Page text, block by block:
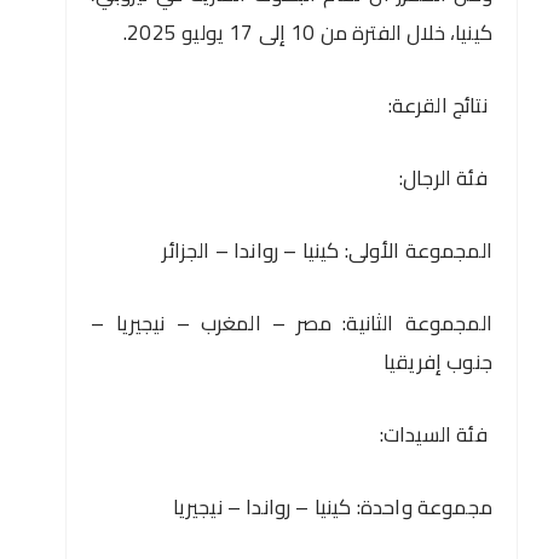
كينيا، خلال الفترة من 10 إلى 17 يوليو 2025.
نتائج القرعة:
فئة الرجال:
المجموعة الأولى: كينيا – رواندا – الجزائر
المجموعة الثانية: مصر – المغرب – نيجيريا –
جنوب إفريقيا
فئة السيدات:
مجموعة واحدة: كينيا – رواندا – نيجيريا